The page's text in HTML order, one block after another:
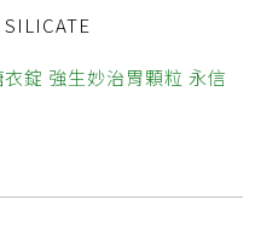
錠 強生妙治胃顆粒 永信